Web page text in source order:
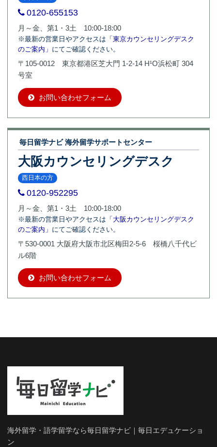
0120-655153
月～金、第1・3土 10:00-18:00
※最新の営業日やアクセスは 「東京カウンセリングデスク
のご案内」 にてご確認ください。
〒105-0012 東京都港区芝大門 1-2-14 H¹O浜松町 304
号室
お問い合わせフォーム
毎日留学ナビ 海外留学サポートセンター
大阪カウンセリングデスク
西日本の方
0120-952295
月～金、第1・3土 10:00-18:00
※最新の営業日やアクセスは 「大阪カウンセリングデスク
のご案内」 にてご確認ください。
〒530-0001 大阪府大阪市北区梅田2-5-6 桜橋八千代ビ
ル6階
お問い合わせフォーム
海外留学・語学留学なら毎日留学ナビ｜毎日エデュケーショ
ン